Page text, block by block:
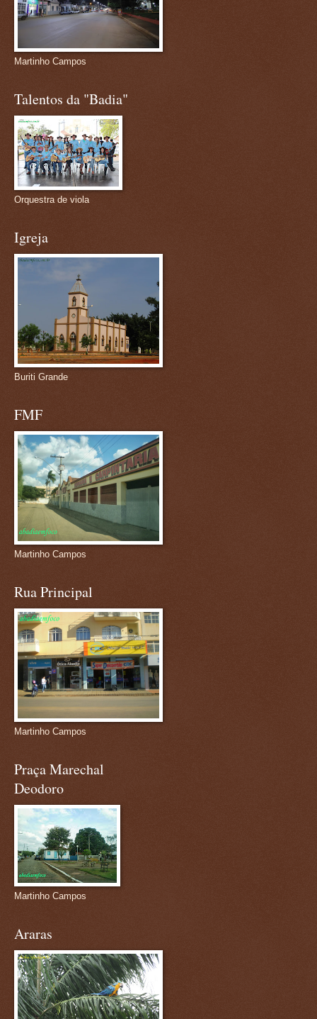
Martinho Campos
Talentos da "Badia"
Orquestra de viola
Igreja
Buriti Grande
FMF
Martinho Campos
Rua Principal
Martinho Campos
Praça Marechal
Deodoro
Martinho Campos
Araras